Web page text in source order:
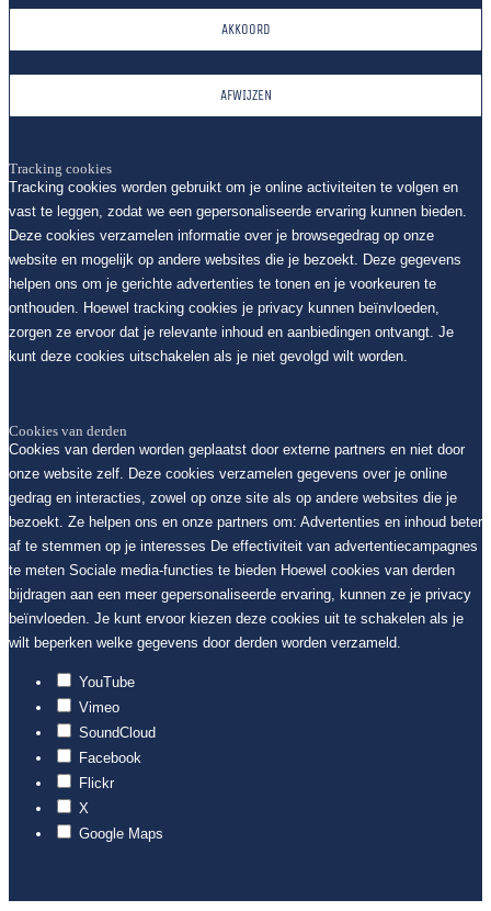
AKKOORD
AFWIJZEN
Tracking cookies
Tracking cookies worden gebruikt om je online activiteiten te volgen en
vast te leggen, zodat we een gepersonaliseerde ervaring kunnen bieden.
Deze cookies verzamelen informatie over je browsegedrag op onze
website en mogelijk op andere websites die je bezoekt. Deze gegevens
helpen ons om je gerichte advertenties te tonen en je voorkeuren te
onthouden. Hoewel tracking cookies je privacy kunnen beïnvloeden,
zorgen ze ervoor dat je relevante inhoud en aanbiedingen ontvangt. Je
kunt deze cookies uitschakelen als je niet gevolgd wilt worden.
Cookies van derden
Cookies van derden worden geplaatst door externe partners en niet door
onze website zelf. Deze cookies verzamelen gegevens over je online
gedrag en interacties, zowel op onze site als op andere websites die je
bezoekt. Ze helpen ons en onze partners om: Advertenties en inhoud beter
af te stemmen op je interesses De effectiviteit van advertentiecampagnes
te meten Sociale media-functies te bieden Hoewel cookies van derden
bijdragen aan een meer gepersonaliseerde ervaring, kunnen ze je privacy
beïnvloeden. Je kunt ervoor kiezen deze cookies uit te schakelen als je
wilt beperken welke gegevens door derden worden verzameld.
YouTube
Vimeo
SoundCloud
Facebook
Flickr
X
Google Maps